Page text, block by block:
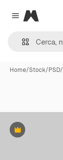
Close menu
Magnific
Home/Stock/PSD/
Premium